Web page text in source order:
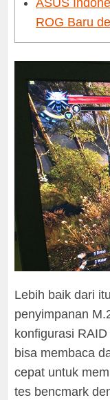
ROG Baru
Lebih baik dari
penyimpanan
konfigurasi
bisa membaca
cepat untuk
tes bencmark